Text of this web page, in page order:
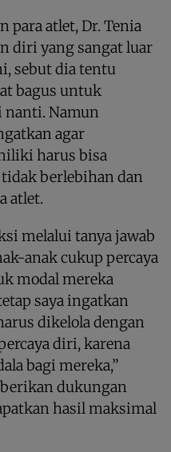
para atlet, Dr. Tenia
diri yang sangat luar
sebut dia tentu
bagus untuk
nanti. Namun
agar
harus bisa
berlebihan dan
atlet.
melalui tanya jawab
anak cukup percaya
modal mereka
saya ingatkan
dikelola dengan
diri, karena
bagi mereka,”
dukungan
hasil maksimal